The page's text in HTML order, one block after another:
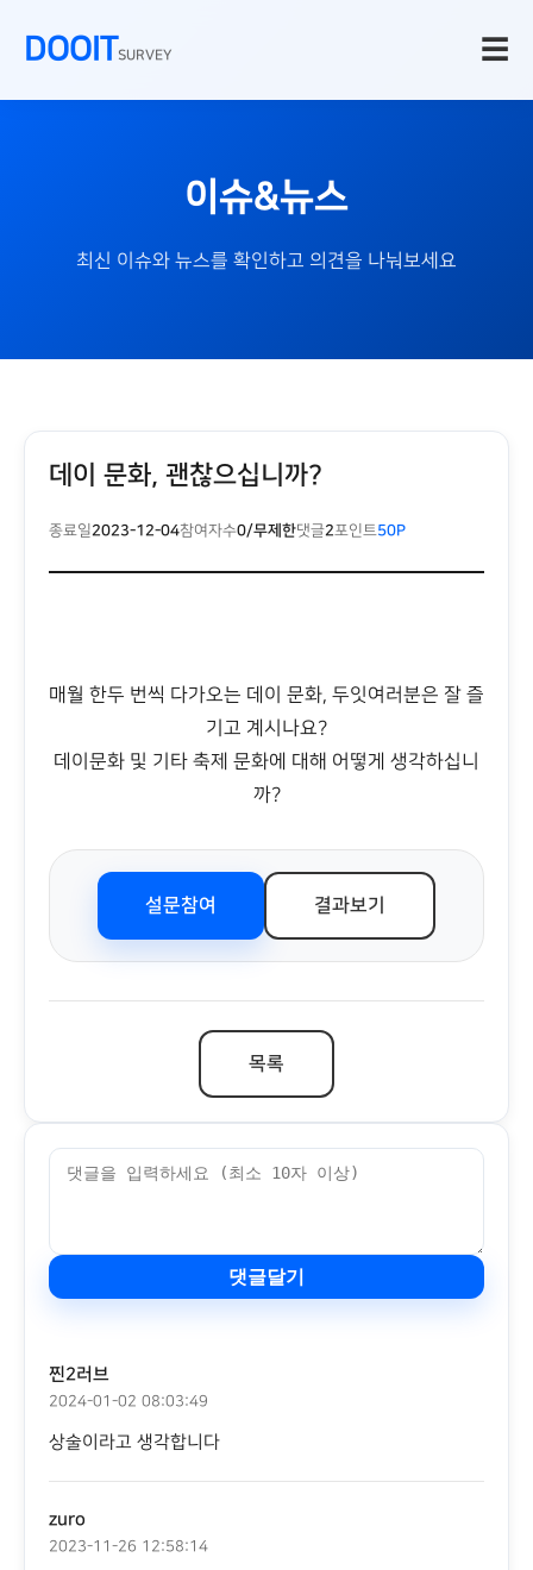
DOOITSURVEY ☰
이슈&뉴스
최신 이슈와 뉴스를 확인하고 의견을 나눠보세요
데이 문화, 괜찮으십니까?
종료일2023-12-04참여자수0/무제한댓글2포인트50P
매월 한두 번씩 다가오는 데이 문화, 두잇여러분은 잘 즐
기고 계시나요?
데이문화 및 기타 축제 문화에 대해 어떻게 생각하십니
까?
설문참여 결과보기
목록
댓글달기
찐2러브
2024-01-02 08:03:49
상술이라고 생각합니다
zuro
2023-11-26 12:58:14